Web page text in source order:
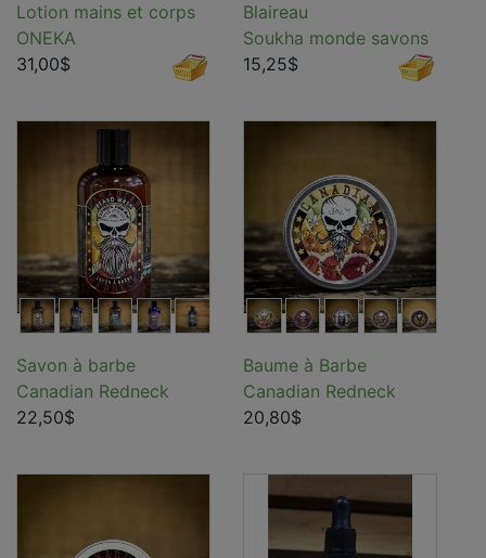
Lotion mains et corps
ONEKA
31,00$
Blaireau
Soukha monde savons
15,25$
Savon à barbe
Canadian Redneck
22,50$
Baume à Barbe
Canadian Redneck
20,80$